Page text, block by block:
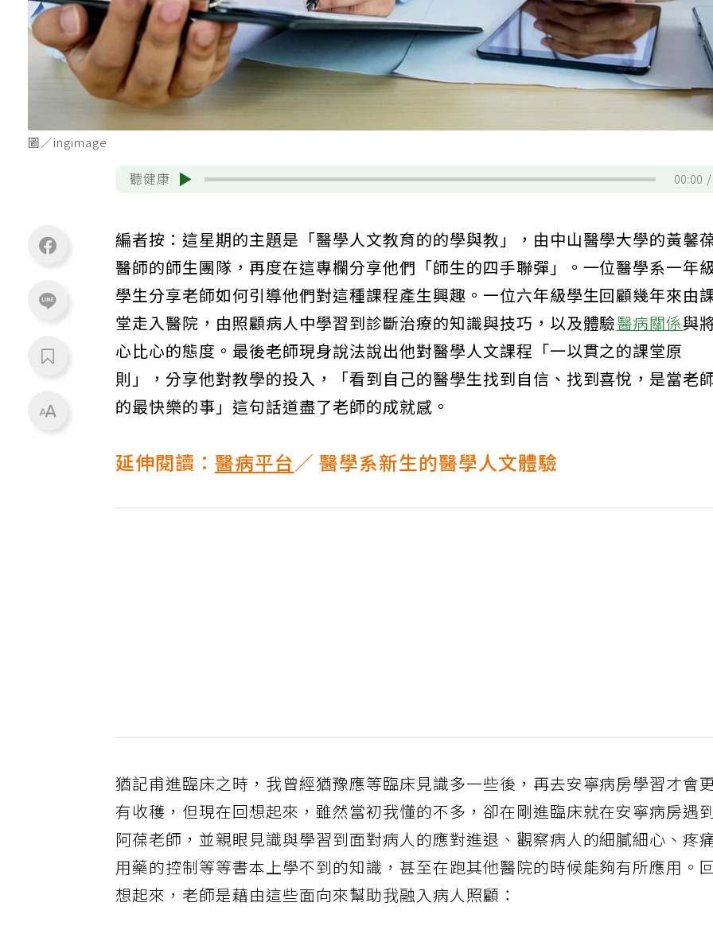
圖／ingimage
聽健康 00:00
編者按：這星期的主題是「醫學人文教育的的學與教」，由中山醫學大學的黃馨
醫師的師生團隊，再度在這專欄分享他們「師生的四手聯彈」。一位醫學系一年
學生分享老師如何引導他們對這種課程產生興趣。一位六年級學生回顧幾年來由
堂走入醫院，由照顧病人中學習到診斷治療的知識與技巧，以及體驗醫病關係與
心比心的態度。最後老師現身說法說出他對醫學人文課程「一以貫之的課堂原
則」，分享他對教學的投入，「看到自己的醫學生找到自信、找到喜悅，是當老
的最快樂的事」這句話道盡了老師的成就感。
延伸閱讀：醫病平台／ 醫學系新生的醫學人文體驗
猶記甫進臨床之時，我曾經猶豫應等臨床見識多一些後，再去安寧病房學習才會
有收穫，但現在回想起來，雖然當初我懂的不多，卻在剛進臨床就在安寧病房遇到
阿葆老師，並親眼見識與學習到面對病人的應對進退、觀察病人的細膩細心、疼痛
用藥的控制等等書本上學不到的知識，甚至在跑其他醫院的時候能夠有所應用。
想起來，老師是藉由這些面向來幫助我融入病人照顧：